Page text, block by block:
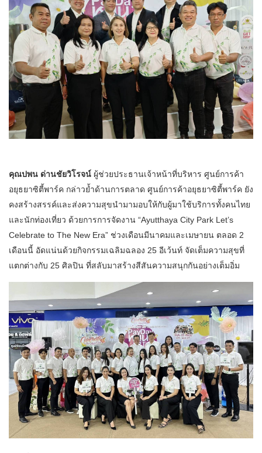
คุณปพน ด่านชัยวิโรจน์ ผู้ช่วยประธานเจ้าหน้าที่บริหาร ศูนย์การค้า
อยุธยาซิตี้พาร์ค กล่าวย้ำด้านการตลาด ศูนย์การค้าอยุธยาซิตี้พาร์ค ยัง
คงสร้างสรรค์และส่งความสุขนำมามอบให้กับผู้มาใช้บริการทั้งคนไทย
และนักท่องเที่ยว ด้วยการการจัดงาน “Ayutthaya City Park Let’s
Celebrate to The New Era” ช่วงเดือนมีนาคมและเมษายน ตลอด 2
เดือนนี้ อัดแน่นด้วยกิจกรรมเฉลิมฉลอง 25 อีเว้นท์ จัดเต็มความสุขที่
แตกต่างกับ 25 ศิลปิน ที่สลับมาสร้างสีสันความสนุกกันอย่างเต็มอิ่ม